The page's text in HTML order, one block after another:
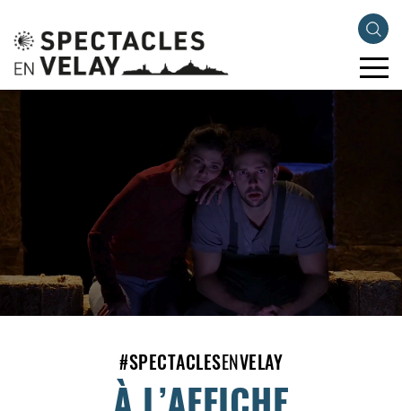
#SPECTACLESENVELAY